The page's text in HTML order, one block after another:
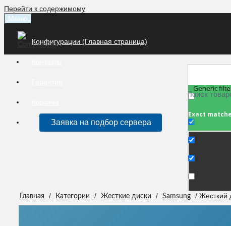
Перейти к содержимому
Меню
Конфигурации (Главная страница)
Заявка на подбор сервера
Generic
Exact
Главная / Категории / Жесткие диски / Samsung / Жесткий